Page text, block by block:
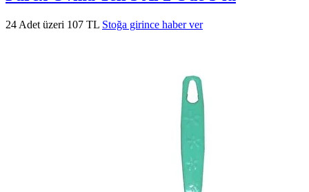
24 Adet üzeri 107 TL Stoğa girince haber ver